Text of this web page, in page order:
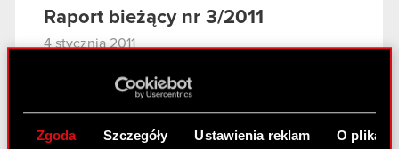
Zgoda Szczegóły Ustawienia reklam O
Raport bieżący nr 3/2011
4 stycznia 2011
Odwołanie prokury samoistnej i
ustanowienie prokur łącznych